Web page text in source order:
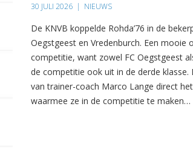
30 JULI 2026 | NIEUWS
De KNVB koppelde Rohda’76 in de
Oegstgeest en Vredenburch. Een mooie
competitie, want zowel FC Oegstgeest
de competitie ook uit in de derde klasse.
van trainer-coach Marco Lange direct
waarmee ze in de competitie te maken…